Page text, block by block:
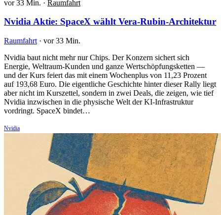
vor 33 Min. · Raumfahrt
Nvidia Aktie: SpaceX wählt Vera-Rubin-Architektur
Raumfahrt · vor 33 Min.
Nvidia baut nicht mehr nur Chips. Der Konzern sichert sich
Energie, Weltraum-Kunden und ganze Wertschöpfungsketten —
und der Kurs feiert das mit einem Wochenplus von 11,23 Prozent
auf 193,68 Euro. Die eigentliche Geschichte hinter dieser Rally liegt
aber nicht im Kurszettel, sondern in zwei Deals, die zeigen, wie tief
Nvidia inzwischen in die physische Welt der KI-Infrastruktur
vordringt. SpaceX bindet…
Nvidia